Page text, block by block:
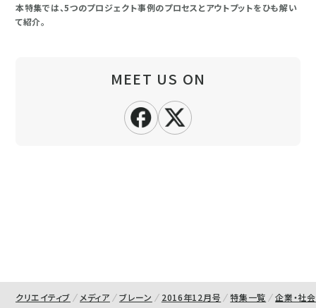
本特集では、5つのプロジェクト事例のプロセスとアウトプットをひも解い
て紹介。
MEET US ON
クリエイティブ メディア ブレーン 2016年12月号 特集一覧 企業・社